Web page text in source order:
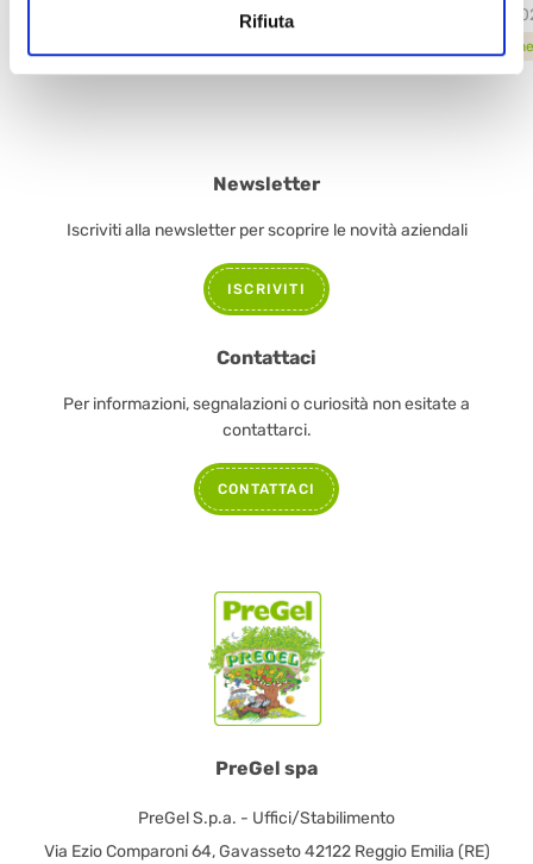
Rifiuta
PreGel spa
PreGel S.p.a. - Uffici/Stabilimento
Via Ezio Comparoni 64, Gavasseto 42122 Reggio Emilia (RE)
Newsletter
Iscriviti alla newsletter per scoprire le novità aziendali
ISCRIVITI
Contattaci
Per informazioni, segnalazioni o curiosità non esitate a
contattarci.
CONTATTACI